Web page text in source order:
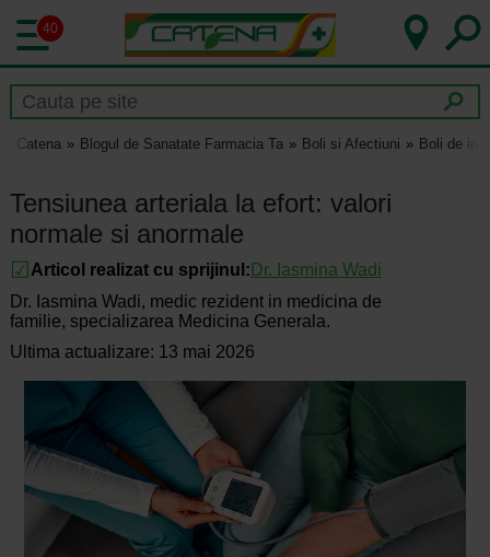
40
Catena Blogul de Sanatate Farmacia Ta Boli si Afectiuni Boli de
Tensiunea arteriala la efort: valori
normale si anormale
Articol realizat cu sprijinul: Dr. Iasmina Wadi
Dr. Iasmina Wadi, medic rezident in medicina de
familie, specializarea Medicina Generala.
Ultima actualizare: 13 mai 2026